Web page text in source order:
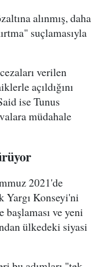
alınmış, daha
suçlamasıyla
verilen
açıldığını
ise Tunus
müdahale
2021'de
Yargı Konseyi'ni
başlaması ve yeni
ülkedeki siyasi